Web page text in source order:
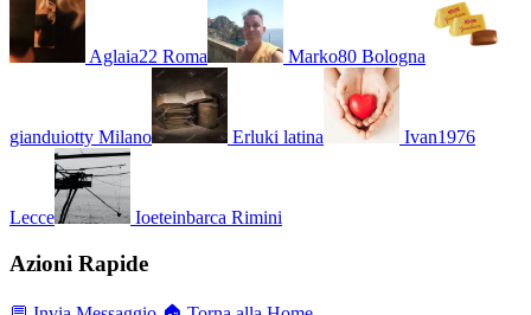
Aglaia22 Roma Marko80 Bologna
gianduiotty Milano Erluki latina Ivan1976
Lecce Ioeteinbarca Rimini
Azioni Rapide